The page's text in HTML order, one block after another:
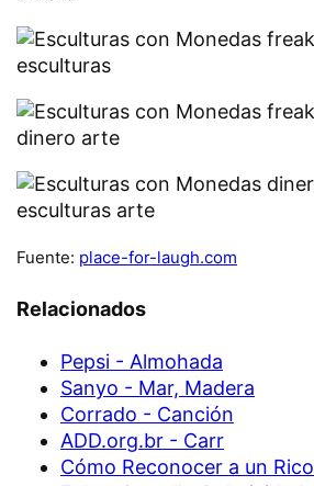
Fuente: place-for-laugh.com
Relacionados
Pepsi - Almohada
Sanyo - Mar, Madera
Corrado - Canción
ADD.org.br - Carr
Cómo Reconocer a un Rico